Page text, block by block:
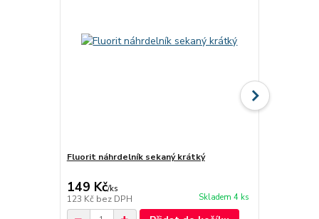
Fluorit náhrdelník sekaný krátký
149 Kč/ks
123 Kč bez DPH Skladem 4 ks